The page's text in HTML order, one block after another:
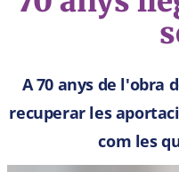
A 70 anys de l'obra
recuperar les
com les